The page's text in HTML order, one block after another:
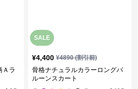
Ａラ
SALE
¥4,400 ¥4890(割引前)
骨格ナチュラルカラーロングバ
ルーンスカート